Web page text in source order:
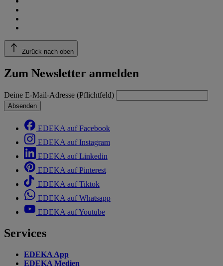
Zurück nach oben
Zum Newsletter anmelden
Deine E-Mail-Adresse (Pflichtfeld)
Absenden
EDEKA auf Facebook
EDEKA auf Instagram
EDEKA auf Linkedin
EDEKA auf Pinterest
EDEKA auf Tiktok
EDEKA auf Whatsapp
EDEKA auf Youtube
Services
EDEKA App
EDEKA Medien